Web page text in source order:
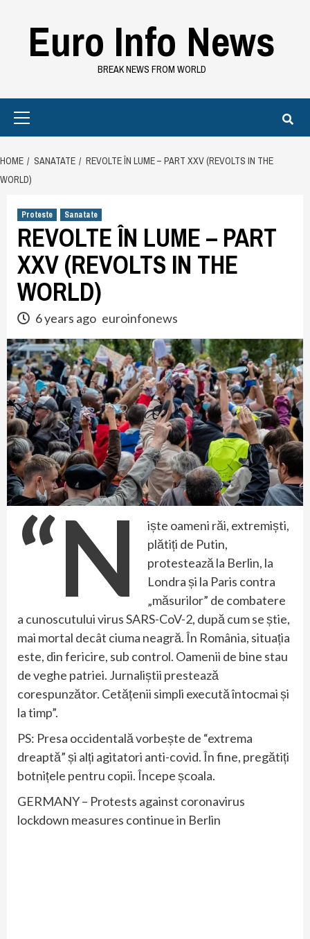
contentEuro Info News
BREAK NEWS FROM WORLD
HOME SANATATE
REVOLTE ÎN LUME – PART XXV (REVOLTS IN THE
WORLD)
Proteste Sanatate
REVOLTE ÎN LUME – PART
XXV (REVOLTS IN THE
WORLD)
6 years ago euroinfonews
“N
iște oameni răi, extremiști,
plătiți de Putin,
protestează la Berlin, la
Londra și la Paris contra
„măsurilor” de combatere
a cunoscutului virus SARS-CoV-2, după cum se știe,
mai mortal decât ciuma neagră. În România, situația
este, din fericire, sub control. Oamenii de bine stau
de veghe patriei. Jurnaliștii prestează
corespunzător. Cetățenii simpli execută întocmai și
la timp”.
PS: Presa occidentală vorbește de “extrema
dreaptă” și alți agitatori anti-covid. În fine, pregătiți
botnițele pentru copii. Începe școala.
GERMANY – Protests against coronavirus
lockdown measures continue in Berlin